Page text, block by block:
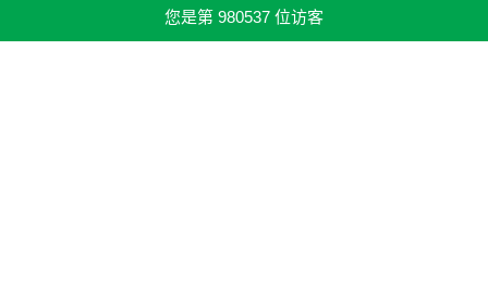
您是第 980537 位访客